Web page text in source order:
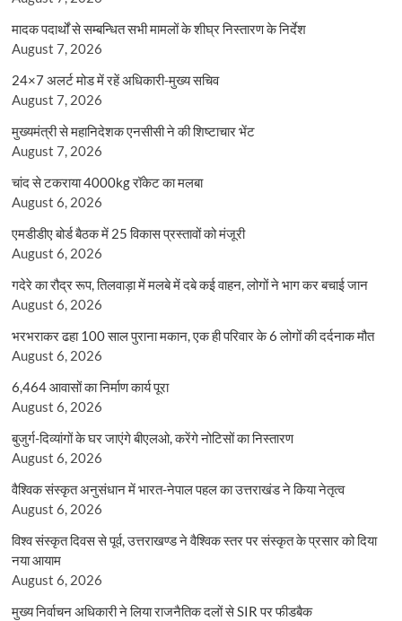
मादक पदार्थों से सम्बन्धित सभी मामलों के शीघ्र निस्तारण के निर्देश
August 7, 2026
24×7 अलर्ट मोड में रहें अधिकारी-मुख्य सचिव
August 7, 2026
मुख्यमंत्री से महानिदेशक एनसीसी ने की शिष्टाचार भेंट
August 7, 2026
चांद से टकराया 4000kg रॉकेट का मलबा
August 6, 2026
एमडीडीए बोर्ड बैठक में 25 विकास प्रस्तावों को मंजूरी
August 6, 2026
गदेरे का रौद्र रूप, तिलवाड़ा में मलबे में दबे कई वाहन, लोगों ने भाग कर बचाई जान
August 6, 2026
भरभराकर ढहा 100 साल पुराना मकान, एक ही परिवार के 6 लोगों की दर्दनाक मौत
August 6, 2026
6,464 आवासों का निर्माण कार्य पूरा
August 6, 2026
बुजुर्ग-दिव्यांगों के घर जाएंगे बीएलओ, करेंगे नोटिसों का निस्तारण
August 6, 2026
वैश्विक संस्कृत अनुसंधान में भारत-नेपाल पहल का उत्तराखंड ने किया नेतृत्व
August 6, 2026
विश्व संस्कृत दिवस से पूर्व, उत्तराखण्ड ने वैश्विक स्तर पर संस्कृत के प्रसार को दिया
नया आयाम
August 6, 2026
मुख्य निर्वाचन अधिकारी ने लिया राजनैतिक दलों से SIR पर फीडबैक